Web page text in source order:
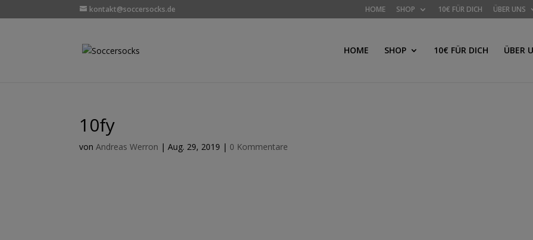
kontakt@soccersocks.de HOME SHOP 10€ FÜR DICH ÜBER UNS
HOME SHOP 10€ FÜR DICH ÜBER
10fy
von Andreas Werron | Aug. 29, 2019 | 0 Kommentare